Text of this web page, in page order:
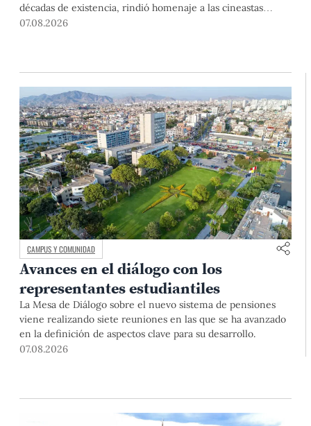
décadas de existencia, rindió homenaje a las cineastas
Mariana Rondón y Marité Ugás, y planteó un llamado de
07.08.2026
CAMPUS Y COMUNIDAD
Avances en el diálogo con los
representantes estudiantiles
La Mesa de Diálogo sobre el nuevo sistema de pensiones
viene realizando siete reuniones en las que se ha avanzado
en la definición de aspectos clave para su desarrollo.
07.08.2026